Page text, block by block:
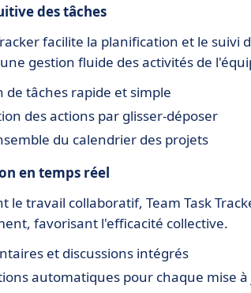
des tâches
facilite la planification et le
gestion fluide des activités de
de tâches rapide et simple
des actions par glisser-déposer
du calendrier des projets
en temps réel
le travail collaboratif, Team Task
favorisant l'efficacité collective.
et discussions intégrés
automatiques pour chaque mise